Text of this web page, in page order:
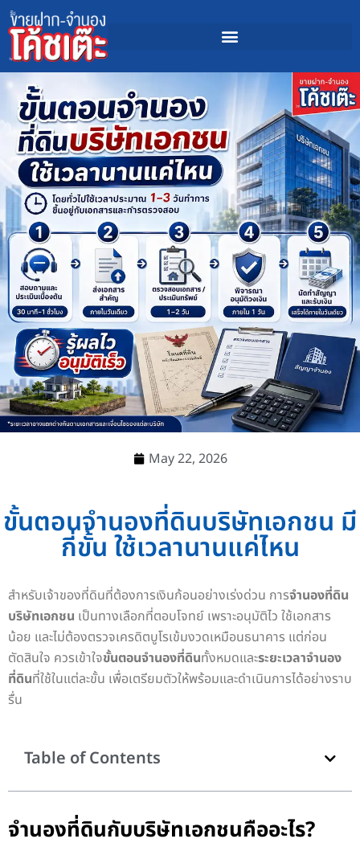
May 22, 2026
ขั้นตอนจำนองที่ดินบริษัทเอกชน มี
กี่ขั้น ใช้เวลานานแค่ไหน
สำหรับเจ้าของที่ดินที่ต้องการเงินก้อนอย่างเร่งด่วน การจำนองที่ดิน
บริษัทเอกชน เป็นทางเลือกที่ตอบโจทย์ เพราะอนุมัติไว ใช้เอกสาร
น้อย และไม่ต้องตรวจเครดิตบูโรเข้มงวดเหมือนธนาคาร แต่ก่อน
ตัดสินใจ ควรเข้าใจขั้นตอนจำนองที่ดินทั้งหมดและระยะเวลาจำนอง
ที่ดินที่ใช้ในแต่ละขั้น เพื่อเตรียมตัวให้พร้อมและดำเนินการได้อย่างราบ
รื่น
Table of Contents
จำนองที่ดินกับบริษัทเอกชนคืออะไร?